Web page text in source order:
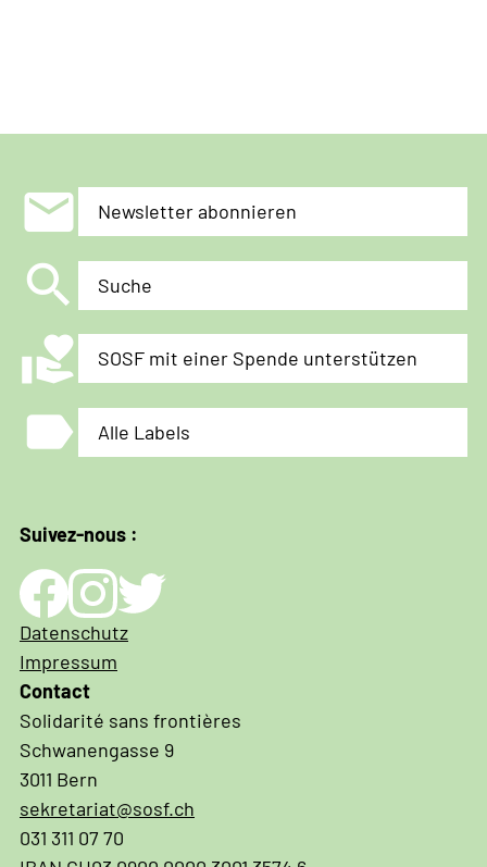
mail Newsletter abonnieren
search Suche
volunteer_activism SOSF mit einer Spende unterstützen
label Alle Labels
Suivez-nous :
Impressum
und
Datenschutz
Datenschutz
Impressum
Contact
Solidarité sans frontières
Schwanengasse 9
3011 Bern
sekretariat@sosf.ch
031 311 07 70